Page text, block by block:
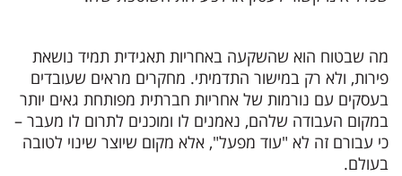
מה שבטוח הוא שהשקעה באחריות תאגידית תמיד נושאת
פירות, ולא רק במישור התדמיתי. מחקרים מראים שעובדים
בעסקים עם נורמות של אחריות חברתית מפותחת גאים יותר
במקום העבודה שלהם, נאמנים לו ומוכנים לתרום לו מעבר –
כי עבורם זה לא "עוד מפעל", אלא מקום שיוצר שינוי לטובה
בעולם.